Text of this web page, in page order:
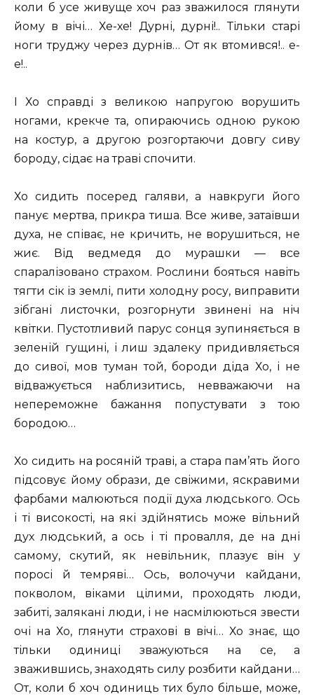
коли б усе живуще хоч раз зважилося глянути
йому в вічі… Хе-хе! Дурні, дурні!.. Тільки старі
ноги труджу через дурнів… От як втомився!.. е-
е!..
І Хо справді з великою напругою ворушить
ногами, крекче та, опираючись одною рукою
на костур, а другою розгортаючи довгу сиву
бороду, сідає на траві спочити.
Хо сидить посеред галяви, а навкруги його
панує мертва, прикра тиша. Все живе, затаївши
духа, не співає, не кричить, не ворушиться, не
жиє. Від ведмедя до мурашки — все
спаралізовано страхом. Рослини бояться навіть
тягти сік із землі, пити холодну росу, виправити
зібгані листочки, розгорнути звинені на ніч
квітки. Пустотливий парус сонця зупиняється в
зеленій гущині, і лиш здалеку придивляється
до сивої, мов туман той, бороди діда Хо, і не
відважується наблизитись, невважаючи на
непереможне бажання попустувати з тою
бородою…
Хо сидить на росяній траві, а стара пам’ять його
підсовує йому образи, де свіжими, яскравими
фарбами малюються події духа людського. Ось
і ті високості, на які здійнятись може вільний
дух людський, а ось і ті провалля, де на дні
самому, скутий, як невільник, плазує він у
поросі й темряві… Ось, волочучи кайдани,
покволом, віками цілими, проходять люди,
забиті, залякані люди, і не насмілюються звести
очі на Хо, глянути страхові в вічі… Хо знає, що
тільки одиниці зважуються на се, а
зважившись, знаходять силу розбити кайдани…
От, коли б хоч одиниць тих було більше, може,